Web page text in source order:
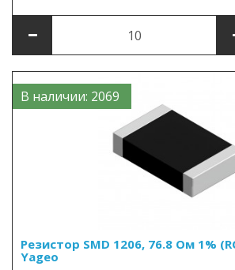
В наличии: 2069
Резистор SMD 1206, 76.8 Ом 1%
Yageo